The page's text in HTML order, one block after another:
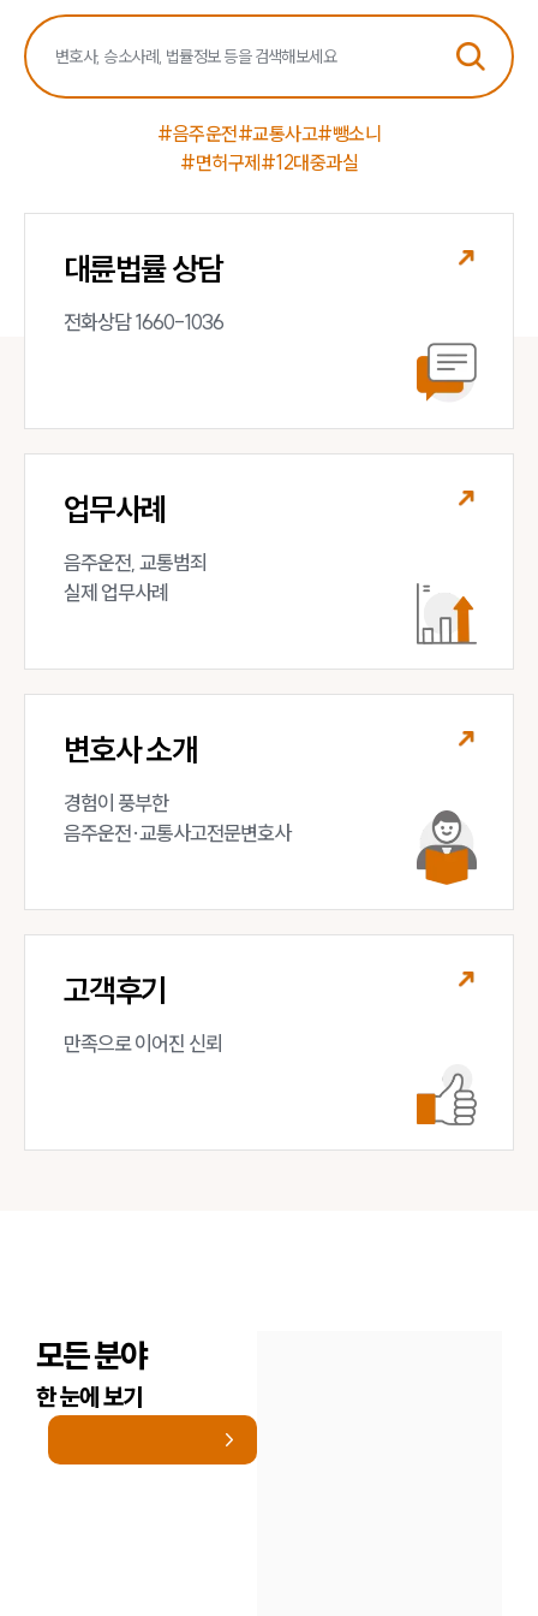
음주교통사고대응부 업무
구성원 소개
음주운전·교통사고전문변호사추천
법률 블로그
#음주운전#교통사고#뺑소니
#면허구제#12대중과실
대륜법률 상담
전화상담 1660-1036
업무사례
음주운전, 교통범죄
실제 업무사례
변호사 소개
경험이 풍부한
음주운전·교통사고전문변호사
고객후기
만족으로 이어진 신뢰
모든 분야
한 눈에 보기